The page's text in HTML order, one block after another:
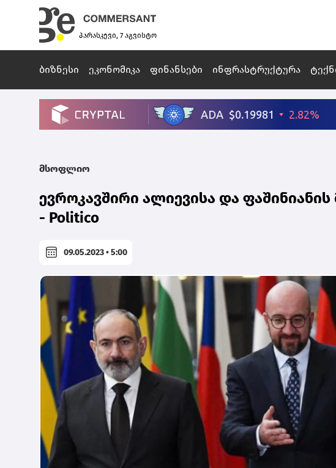
პარასკევი, 7 აგვისტო
ბიზნესი ეკონომიკა ფინანსები ინფრასტრუქტურა
მსოფლიო
ევროკავშირი ალიევისა და
- Politico
09.05.2023 • 5:00